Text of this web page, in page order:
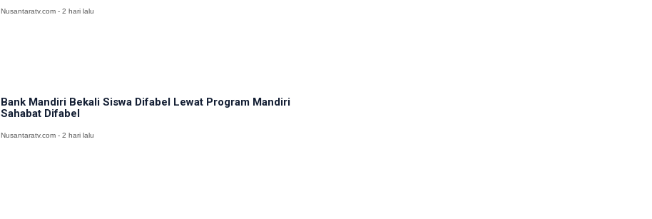
Nusantaratv.com - 2 hari lalu
Bank Mandiri Bekali Siswa Difabel Lewat Program Mandiri
Sahabat Difabel
Nusantaratv.com - 2 hari lalu